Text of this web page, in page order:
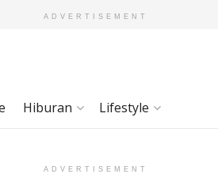
ADVERTISEMENT
Hiburan Lifestyle
ADVERTISEMENT